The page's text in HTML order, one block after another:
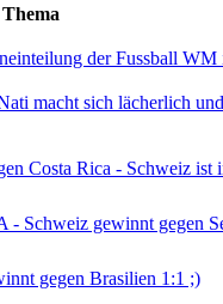
Thema
der Fussball WM
macht sich lächerlich
Costa Rica - Schweiz ist
- Schweiz gewinnt gegen
gegen Brasilien 1:1 ;)